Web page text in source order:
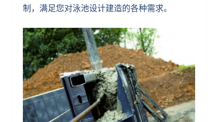
制，满足您对泳池设计建造的各种需求。